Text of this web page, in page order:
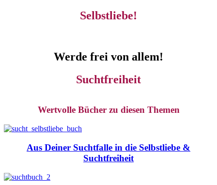
Selbstliebe!
Werde frei von allem!
Suchtfreiheit
Wertvolle Bücher zu diesen Themen
Aus Deiner Suchtfalle in die Selbstliebe &
Suchtfreiheit